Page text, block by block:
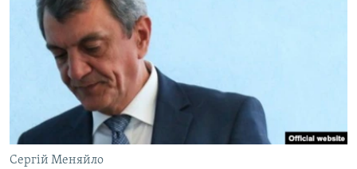
ДЕПОРТАЦІЯ
ВІДЕОУРОКИ «ELIFBE»
СВІДЧЕННЯ ОКУПАЦІЇ
УКРАЇНСЬКА ПРОБЛЕМА КРИМУ
ЯК ОБІЙТИ БЛОКУВАННЯ
Русский
Qırımtatar
ДОЛУЧАЙСЯ!
Сергій Меняйло